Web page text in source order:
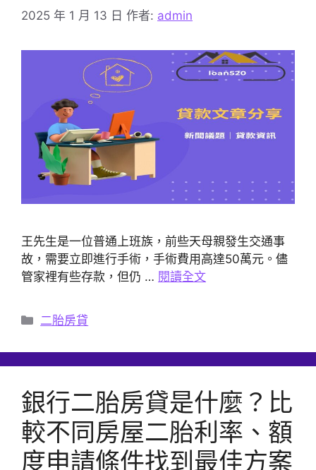
2025 年 1 月 13 日 作者: admin
王先生是一位普通上班族，前些天母親發生交通事
故，需要立即進行手術，手術費用高達50萬元。儘
管家裡有些存款，但仍 … 閱讀全文
分
二胎房貸
銀行二胎房貸是什麼？比
較不同房屋二胎利率、額
度申請條件找到最佳方案